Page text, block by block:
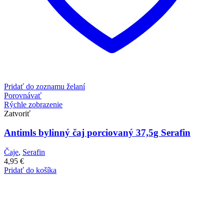
Pridať do zoznamu želaní
Porovnávať
Rýchle zobrazenie
Zatvoriť
Antimls bylinný čaj porciovaný 37,5g Serafin
Čaje, Serafin
4,95 €
Pridať do košíka